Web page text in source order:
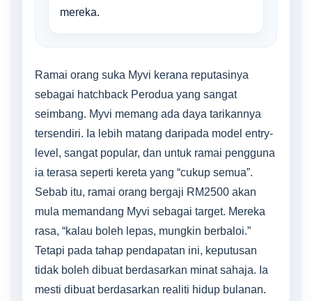
mereka.
Ramai orang suka Myvi kerana reputasinya
sebagai hatchback Perodua yang sangat
seimbang. Myvi memang ada daya tarikannya
tersendiri. Ia lebih matang daripada model entry-
level, sangat popular, dan untuk ramai pengguna
ia terasa seperti kereta yang “cukup semua”.
Sebab itu, ramai orang bergaji RM2500 akan
mula memandang Myvi sebagai target. Mereka
rasa, “kalau boleh lepas, mungkin berbaloi.”
Tetapi pada tahap pendapatan ini, keputusan
tidak boleh dibuat berdasarkan minat sahaja. Ia
mesti dibuat berdasarkan realiti hidup bulanan.